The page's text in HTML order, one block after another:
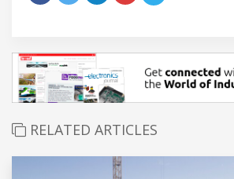
RELATED ARTICLES